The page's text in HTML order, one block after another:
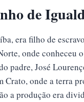
de
era filho de
onde conheceu
padre, José
onde a terra
a produção era